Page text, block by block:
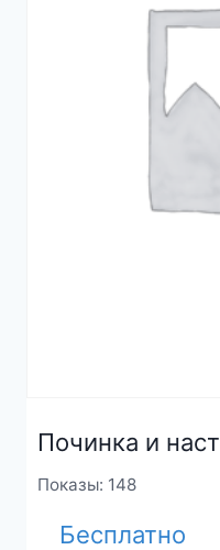
Починка и
Показы: 148
Бесплатно